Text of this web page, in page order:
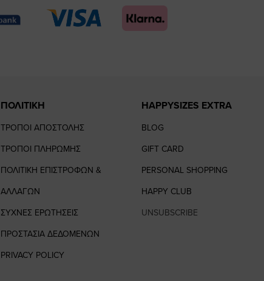
pagepage
ΠΟΛΙΤΙΚΗ
ΤΡΟΠΟΙ ΑΠΟΣΤΟΛΗΣ
ΤΡΟΠΟΙ ΠΛΗΡΩΜΗΣ
ΠΟΛΙΤΙΚΗ ΕΠΙΣΤΡΟΦΩΝ &
ΑΛΛΑΓΩΝ
ΣΥΧΝΕΣ ΕΡΩΤΗΣΕΙΣ
ΠΡΟΣΤΑΣΙΑ ΔΕΔΟΜΕΝΩΝ
PRIVACY POLICY
HAPPYSIZES EXTRA
BLOG
GIFT CARD
PERSONAL SHOPPING
HAPPY CLUB
UNSUBSCRIBE